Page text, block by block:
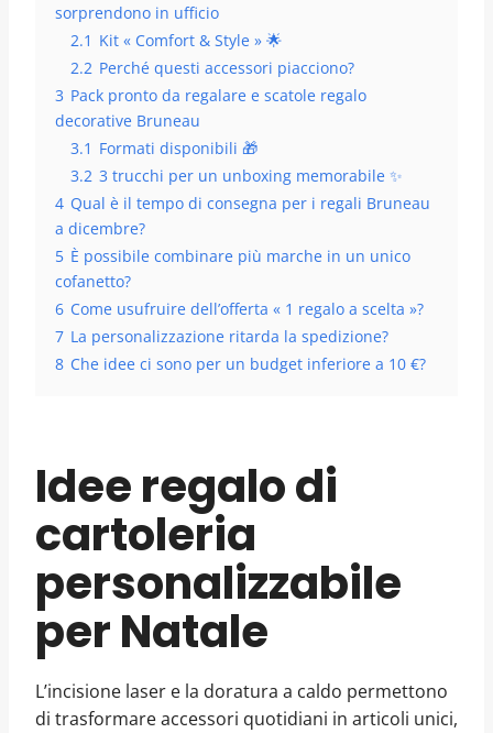
sorprendono in ufficio
2.1 Kit « Comfort & Style » 🌟
2.2 Perché questi accessori piacciono?
3 Pack pronto da regalare e scatole regalo
decorative Bruneau
3.1 Formati disponibili 🎁
3.2 3 trucchi per un unboxing memorabile ✨
4 Qual è il tempo di consegna per i regali Bruneau
a dicembre?
5 È possibile combinare più marche in un unico
cofanetto?
6 Come usufruire dell’offerta « 1 regalo a scelta »?
7 La personalizzazione ritarda la spedizione?
8 Che idee ci sono per un budget inferiore a 10 €?
Idee regalo di
cartoleria
personalizzabile
per Natale
L’incisione laser e la doratura a caldo permettono
di trasformare accessori quotidiani in articoli unici,